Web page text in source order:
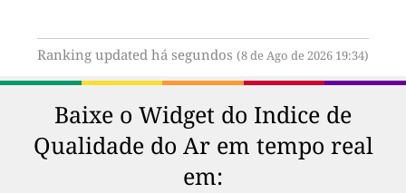
Ranking updated há segundos (8 de Ago de 2026 19:34)
Baixe o Widget do Indice de
Qualidade do Ar em tempo real
em: